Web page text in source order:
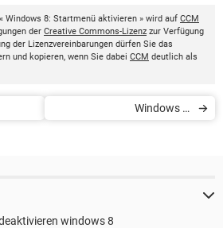
Windows 8: Startmenü aktivieren » wird auf CCM
der Creative Commons-Lizenz zur Verfügung
der Lizenzvereinbarungen dürfen Sie das
und kopieren, wenn Sie dabei CCM deutlich als
Windows 8:
windows 8